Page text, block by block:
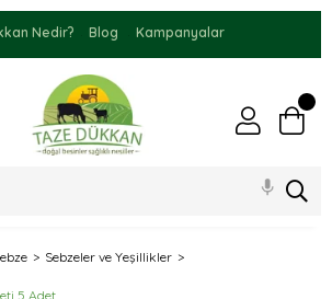
Nedir? Blog Kampanyalar
Sebzeler ve Yeşillikler
5 Adet